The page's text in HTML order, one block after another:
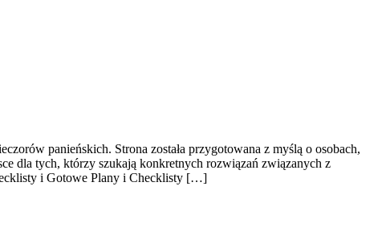
panieńskich. Strona została przygotowana z myślą o osobach,
dla tych, którzy szukają konkretnych rozwiązań związanych z
i Gotowe Plany i Checklisty […]